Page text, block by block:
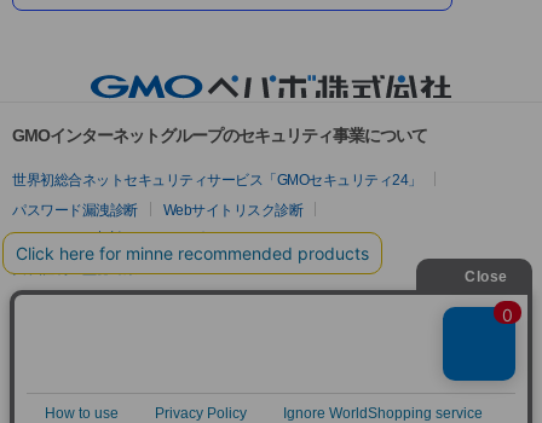
GMOインターネットグループのセキュリティ事業について
世界初総合ネットセキュリティサービス「GMOセキュリティ24」
パスワード漏洩診断
Webサイトリスク診断
セキュリティ相談AIチャットボット
実在証明・盗聴対策
サイバー攻撃対策（GMOサイバーセキュリティ byイエラエ）